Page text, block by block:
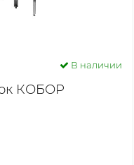
В наличии
КОБОР